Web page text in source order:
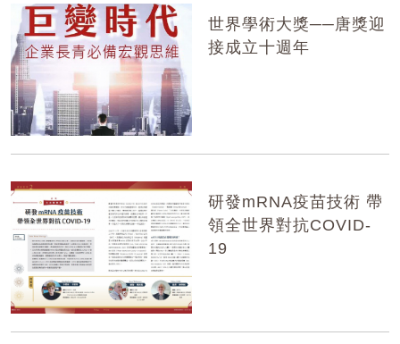
世界學術大獎──唐獎迎
接成立十週年
研發mRNA疫苗技術 帶
領全世界對抗COVID-
19